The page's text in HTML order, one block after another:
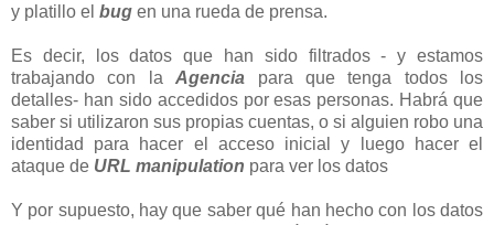
y platillo el bug en una rueda de prensa.
Es decir, los datos que han sido filtrados - y estamos
trabajando con laAgencia para que tenga todos los
detalles- han sido accedidos por esas personas. Habrá que
saber si utilizaron sus propias cuentas, o si alguien robo una
identidad para hacer el acceso inicial y luego hacer el
ataque de URL manipulation para ver los datos
Y por supuesto, hay que saber qué han hecho con los datos